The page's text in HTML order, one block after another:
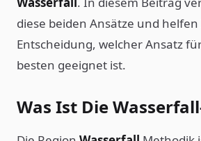
diese beiden Ansätze und
Entscheidung, welcher Ansatz
besten geeignet ist.
Was Ist Die